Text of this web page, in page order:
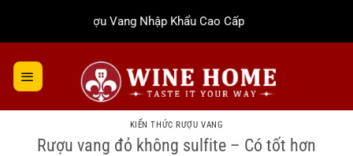
dung
Rượu Vang Nhập Khẩu Cao Cấp
KIẾN THỨC RƯỢU VANG
Rượu vang đỏ không sulfite – Có tốt hơn